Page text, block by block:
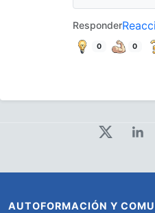
Responder
0 0
AUTOFORMACIÓN Y